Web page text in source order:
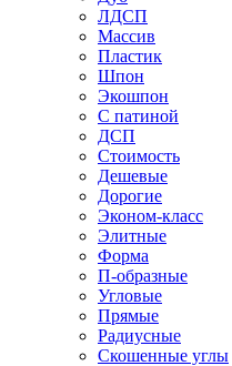
ЛДСП
Массив
Пластик
Шпон
Экошпон
С патиной
ДСП
Стоимость
Дешевые
Дорогие
Эконом-класс
Элитные
Форма
П-образные
Угловые
Прямые
Радиусные
Скошенные углы